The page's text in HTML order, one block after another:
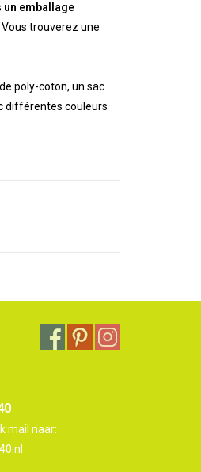
un emballage
trouverez une
poly-coton, un sac
différentes couleurs
mail naar: